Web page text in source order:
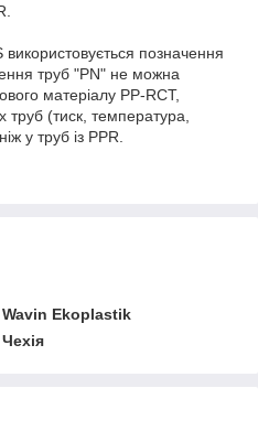
позначення
труб "PN" не можна
матеріалу PP-RCT,
труб (тиск, температура,
у труб із PPR.
Wavin Ekoplastik
Чехія